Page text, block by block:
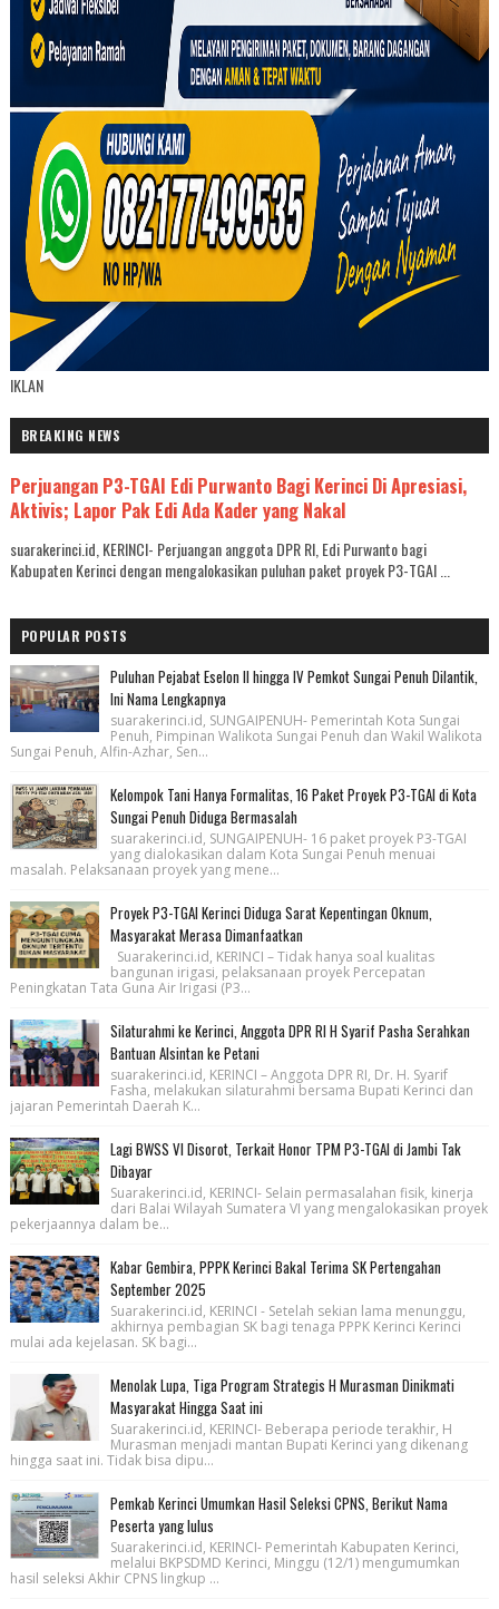
IKLAN
BREAKING NEWS
Perjuangan P3-TGAI Edi Purwanto Bagi Kerinci Di Apresiasi,
Aktivis; Lapor Pak Edi Ada Kader yang Nakal
suarakerinci.id, KERINCI- Perjuangan anggota DPR RI, Edi Purwanto bagi
Kabupaten Kerinci dengan mengalokasikan puluhan paket proyek P3-TGAI ...
POPULAR POSTS
Puluhan Pejabat Eselon II hingga IV Pemkot Sungai Penuh Dilantik,
Ini Nama Lengkapnya
suarakerinci.id, SUNGAIPENUH- Pemerintah Kota Sungai
Penuh, Pimpinan Walikota Sungai Penuh dan Wakil Walikota
Sungai Penuh, Alfin-Azhar, Sen...
Kelompok Tani Hanya Formalitas, 16 Paket Proyek P3-TGAI di Kota
Sungai Penuh Diduga Bermasalah
suarakerinci.id, SUNGAIPENUH- 16 paket proyek P3-TGAI
yang dialokasikan dalam Kota Sungai Penuh menuai
masalah. Pelaksanaan proyek yang mene...
Proyek P3-TGAI Kerinci Diduga Sarat Kepentingan Oknum,
Masyarakat Merasa Dimanfaatkan
Suarakerinci.id, KERINCI – Tidak hanya soal kualitas
bangunan irigasi, pelaksanaan proyek Percepatan
Peningkatan Tata Guna Air Irigasi (P3...
Silaturahmi ke Kerinci, Anggota DPR RI H Syarif Pasha Serahkan
Bantuan Alsintan ke Petani
suarakerinci.id, KERINCI – Anggota DPR RI, Dr. H. Syarif
Fasha, melakukan silaturahmi bersama Bupati Kerinci dan
jajaran Pemerintah Daerah K...
Lagi BWSS VI Disorot, Terkait Honor TPM P3-TGAI di Jambi Tak
Dibayar
Suarakerinci.id, KERINCI- Selain permasalahan fisik, kinerja
dari Balai Wilayah Sumatera VI yang mengalokasikan proyek
pekerjaannya dalam be...
Kabar Gembira, PPPK Kerinci Bakal Terima SK Pertengahan
September 2025
Suarakerinci.id, KERINCI - Setelah sekian lama menunggu,
akhirnya pembagian SK bagi tenaga PPPK Kerinci Kerinci
mulai ada kejelasan. SK bagi...
Menolak Lupa, Tiga Program Strategis H Murasman Dinikmati
Masyarakat Hingga Saat ini
Suarakerinci.id, KERINCI- Beberapa periode terakhir, H
Murasman menjadi mantan Bupati Kerinci yang dikenang
hingga saat ini. Tidak bisa dipu...
Pemkab Kerinci Umumkan Hasil Seleksi CPNS, Berikut Nama
Peserta yang lulus
Suarakerinci.id, KERINCI- Pemerintah Kabupaten Kerinci,
melalui BKPSDMD Kerinci, Minggu (12/1) mengumumkan
hasil seleksi Akhir CPNS lingkup ...